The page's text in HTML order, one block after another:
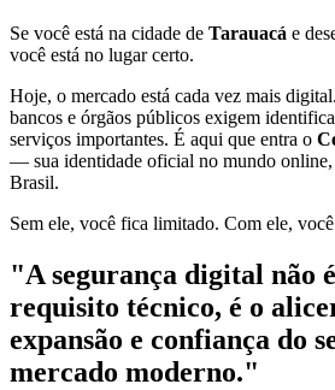
Se você está na cidade de Tarauacá e
você está no lugar certo.
Hoje, o mercado está cada vez mais
bancos e órgãos públicos exigem
serviços importantes. É aqui que entra o
— sua identidade oficial no mundo online,
Brasil.
Sem ele, você fica limitado. Com ele,
"A segurança digital não
requisito técnico, é o
expansão e confiança do
mercado moderno."